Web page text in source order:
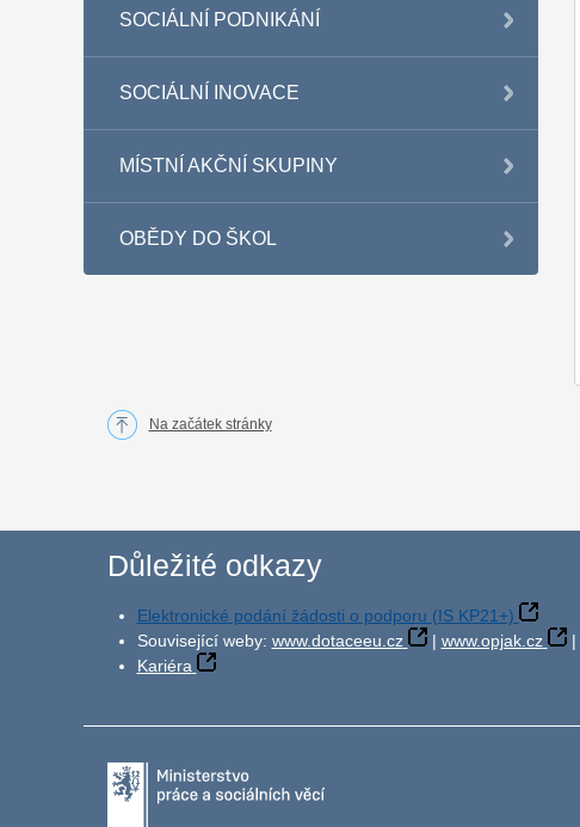
SOCIÁLNÍ PODNIKÁNÍ
SOCIÁLNÍ INOVACE
MÍSTNÍ AKČNÍ SKUPINY
OBĚDY DO ŠKOL
Na začátek stránky
Důležité odkazy
Elektronické podání žádosti o podporu (IS KP21+)
Související weby: www.dotaceeu.cz | www.opjak.cz |
Kariéra